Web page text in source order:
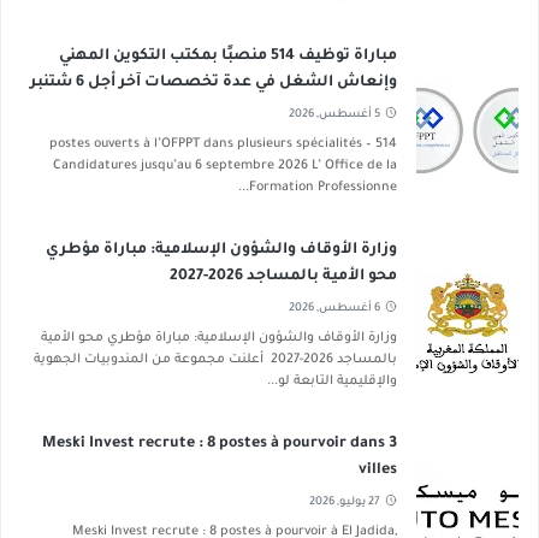
مباراة توظيف 514 منصبًا بمكتب التكوين المهني
وإنعاش الشغل في عدة تخصصات آخر أجل 6 شتنبر
2026
5 أغسطس, 2026
514 postes ouverts à l’OFPPT dans plusieurs spécialités –
Candidatures jusqu’au 6 septembre 2026 L’ Office de la
Formation Professionne...
وزارة الأوقاف والشؤون الإسلامية: مباراة مؤطري
محو الأمية بالمساجد 2026-2027
6 أغسطس, 2026
وزارة الأوقاف والشؤون الإسلامية: مباراة مؤطري محو الأمية
بالمساجد 2026-2027 أعلنت مجموعة من المندوبيات الجهوية
والإقليمية التابعة لو...
Meski Invest recrute : 8 postes à pourvoir dans 3
villes
27 يوليو, 2026
Meski Invest recrute : 8 postes à pourvoir à El Jadida,